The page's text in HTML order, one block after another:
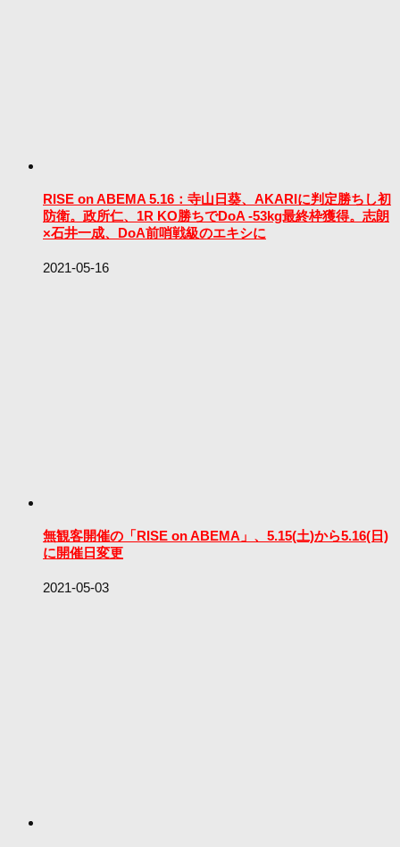
RISE on ABEMA 5.16：寺山日葵、AKARIに判定勝ちし初
防衛。政所仁、1R KO勝ちでDoA -53kg最終枠獲得。志朗
×石井一成、DoA前哨戦級のエキシに
2021-05-16
無観客開催の「RISE on ABEMA」、5.15(土)から5.16(日)
に開催日変更
2021-05-03